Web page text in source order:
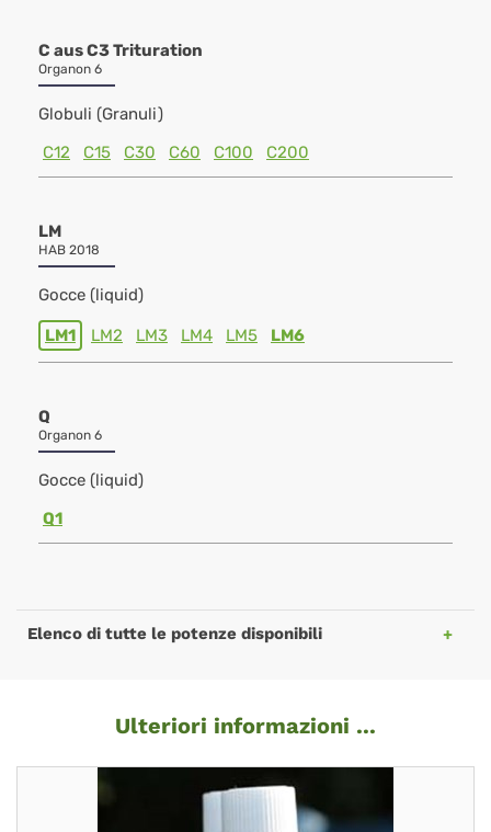
C aus C3 Trituration
Organon 6
Globuli (Granuli)
C12
C15 C30 C60 C100 C200
LM
HAB 2018
Gocce (liquid)
LM1 LM2 LM3 LM4 LM5 LM6
Q
Organon 6
Gocce (liquid)
Q1
Elenco di tutte le potenze disponibili
Ulteriori informazioni ...